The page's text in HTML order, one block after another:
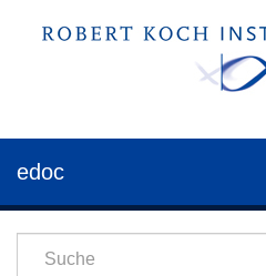
edoc